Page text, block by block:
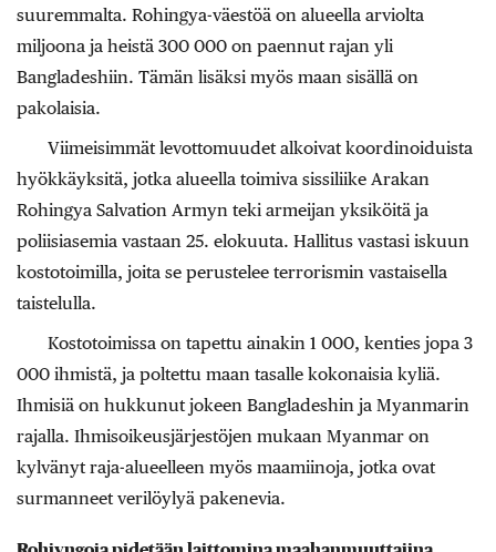
suuremmalta. Rohingya-väestöä on alueella arviolta
miljoona ja heistä 300 000 on paennut rajan yli
Bangladeshiin. Tämän lisäksi myös maan sisällä on
pakolaisia.
Viimeisimmät levottomuudet alkoivat koordinoiduista
hyökkäyksitä, jotka alueella toimiva sissiliike Arakan
Rohingya Salvation Armyn teki armeijan yksiköitä ja
poliisiasemia vastaan 25. elokuuta. Hallitus vastasi iskuun
kostotoimilla, joita se perustelee terrorismin vastaisella
taistelulla.
Kostotoimissa on tapettu ainakin 1 000, kenties jopa 3
000 ihmistä, ja poltettu maan tasalle kokonaisia kyliä.
Ihmisiä on hukkunut jokeen Bangladeshin ja Myanmarin
rajalla. Ihmisoikeusjärjestöjen mukaan Myanmar on
kylvänyt raja-alueelleen myös maamiinoja, jotka ovat
surmanneet verilöylyä pakenevia.